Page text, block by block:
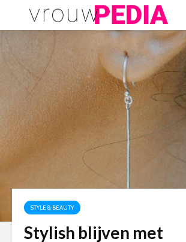
STYLE & BEAUTY
Stylish blijven met